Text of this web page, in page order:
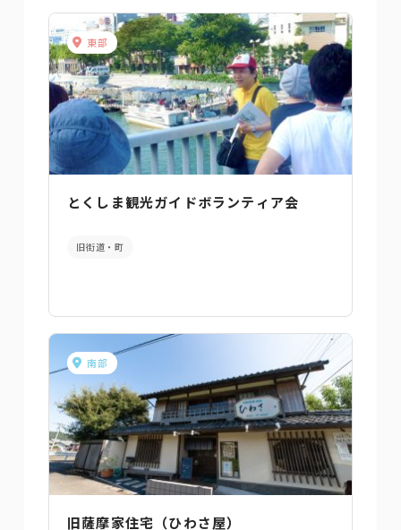
東部
とくしま観光ガイドボランティア会
旧街道・町
南部
旧薩摩家住宅（ひわさ屋）